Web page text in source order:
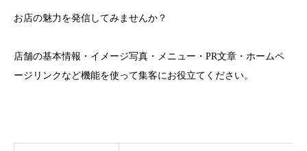
お店の魅力を発信してみませんか？
店舗の基本情報・イメージ写真・メニュー・PR文章・ホームペ
ージリンクなど機能を使って集客にお役立てください。